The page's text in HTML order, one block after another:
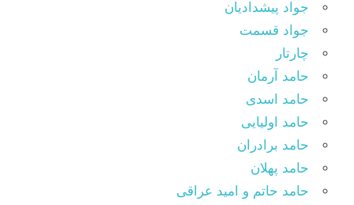
جواد پیشدادیان
جواد قسمت
چارتار
حامد آرمان
حامد اسدی
حامد اولیایی
حامد برادران
حامد پهلان
حامد حاتم و امید عراقی